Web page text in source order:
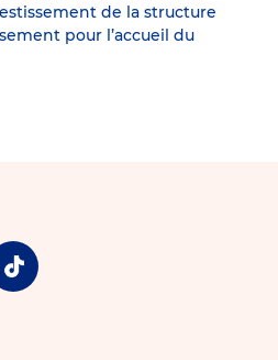
de la structure
pour l’accueil du